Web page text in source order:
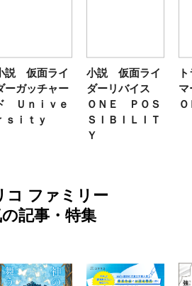
説 仮面ライ
ーガッチャー
Ｕｎｉｖｅ
ｓｉｔｙ
小説 仮面ライ
ダーリバイス
ＯＮＥ ＰＯＳ
ＳＩＢＩＬＩＴ
Ｙ
コ ファミリー
記事・特集